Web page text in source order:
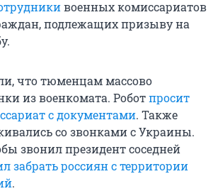
военных комиссариатов
подлежащих призыву на
что тюменцам массово
из военкомата. Роботпросит
с документами. Также
со звонками с Украины.
звонил президент соседней
забрать россиян с территории
.